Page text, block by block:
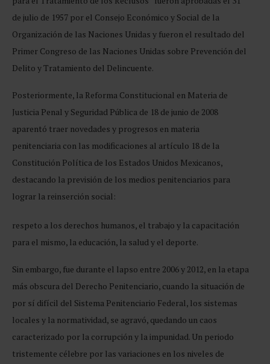
de julio de 1957 por el Consejo Económico y Social de la
Organización de las Naciones Unidas y fueron el resultado del
Primer Congreso de las Naciones Unidas sobre Prevención del
Delito y Tratamiento del Delincuente.
Posteriormente, la Reforma Constitucional en Materia de
Justicia Penal y Seguridad Pública de 18 de junio de 2008
aparentó traer novedades y progresos en materia
penitenciaria con las modificaciones al artículo 18 de la
Constitución Política de los Estados Unidos Mexicanos,
destacando la previsión de los medios penitenciarios para
lograr la reinserción social:
respeto a los derechos humanos, el trabajo y la capacitación
para el mismo, la educación, la salud y el deporte.
Sin embargo, fue durante el lapso entre 2006 y 2012, en la etapa
más obscura del Derecho Penitenciario, cuando la situación de
por sí difícil del Sistema Penitenciario Federal, los sistemas
locales y la normatividad, se agravó, quedando un caos
caracterizado por la corrupción y la impunidad. Un periodo
tristemente célebre por las variaciones en los niveles de